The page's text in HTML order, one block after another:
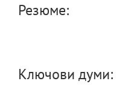
Резюме:
Ключови думи: